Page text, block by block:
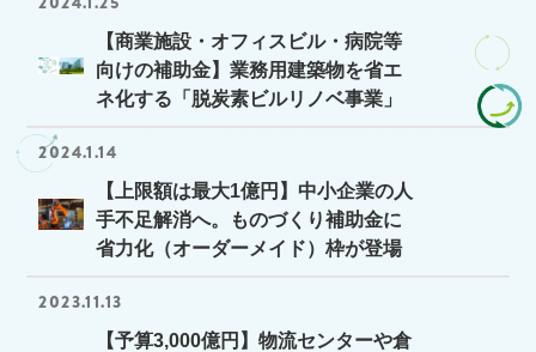
【商業施設・オフィスビル・病院等
向けの補助金】業務用建築物を省エ
ネ化する「脱炭素ビルリノベ事業」
2024.1.14
【上限額は最大1億円】中小企業の人
手不足解消へ。ものづくり補助金に
省力化（オーダーメイド）枠が登場
2023.11.13
【予算3,000億円】物流センターや倉